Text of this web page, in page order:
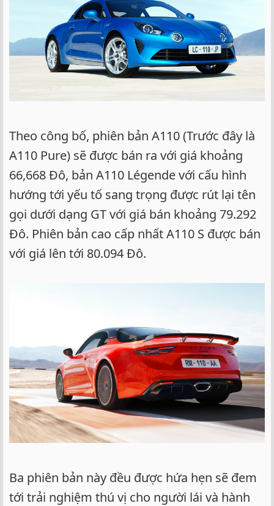
Theo công bố, phiên bản A110 (Trước đây là
A110 Pure) sẽ được bán ra với giá khoảng
66,668 Đô, bản A110 Légende với cấu hình
hướng tới yếu tố sang trọng được rút lại tên
gọi dưới dạng GT với giá bán khoảng 79.292
Đô. Phiên bản cao cấp nhất A110 S được bán
với giá lên tới 80.094 Đô.
Ba phiên bản này đều được hứa hẹn sẽ đem
tới trải nghiệm thú vị cho người lái và hành